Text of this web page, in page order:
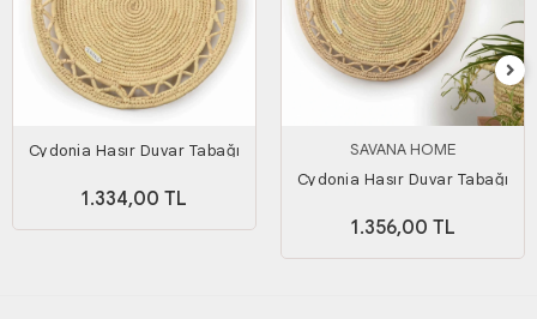
Cydonia Hasır Duvar Tabağı
1.334,00 TL
SAVANA HOME
Cydonia Hasır Duvar Tabağı
1.356,00 TL